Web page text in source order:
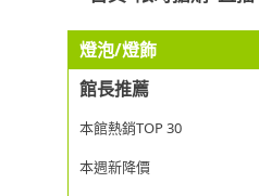
燈泡/燈飾
館長推薦
本館熱銷TOP 30
本週新降價